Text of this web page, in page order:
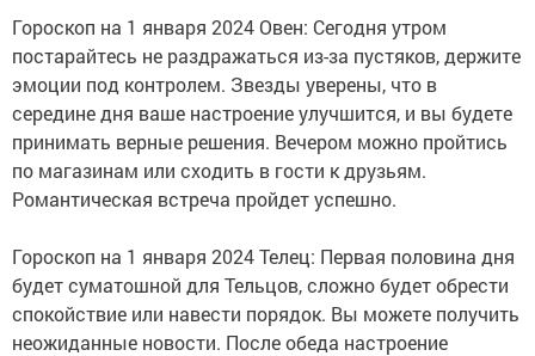
Гороскоп на 1 января 2024 Овен: Сегодня утром
постарайтесь не раздражаться из-за пустяков, держите
эмоции под контролем. Звезды уверены, что в
середине дня ваше настроение улучшится, и вы будете
принимать верные решения. Вечером можно пройтись
по магазинам или сходить в гости к друзьям.
Романтическая встреча пройдет успешно.
Гороскоп на 1 января 2024 Телец: Первая половина дня
будет суматошной для Тельцов, сложно будет обрести
спокойствие или навести порядок. Вы можете получить
неожиданные новости. После обеда настроение